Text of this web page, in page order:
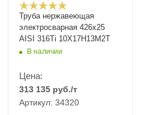
Труба нержавеющая
электросварная 426х25
AISI 316Ti 10Х17Н13М2Т
В наличии
Цена:
313 135 руб./т
Артикул: 34320